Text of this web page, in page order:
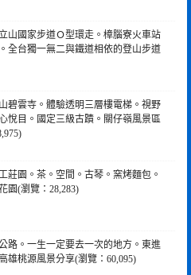
山國家步道Ｏ型環走。樟腦寮火車站
全台獨一無二與鐵道相依的登山步道
碧雲寺。體驗透明三層樓電梯。視野
悅目。國定三級古蹟。關仔嶺風景區
莊園。茶。空間。古琴。窯烤麵包。
園(瀏覽：28,283)
路。一生一定要去一次的地方。東進
雄桃源風景分享(瀏覽：60,095)